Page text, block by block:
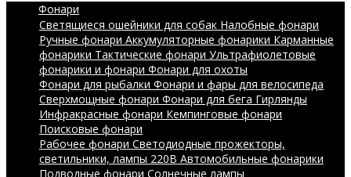
Фонари
Светящиеся ошейники для собак Налобные фонари
Ручные фонари Аккумуляторные фонарики Карманные
фонарики Тактические фонари Ультрафиолетовые
фонарики и фонари Фонари для охоты
Фонари для рыбалки Фонари и фары для велосипеда
Сверхмощные фонари Фонари для бега Гирлянды
Инфракрасные фонари Кемпинговые фонари
Поисковые фонари
Рабочее фонари Светодиодные прожекторы,
светильники, лампы 220В Автомобильные фонарики
Подводные фонари Солнечные лампы